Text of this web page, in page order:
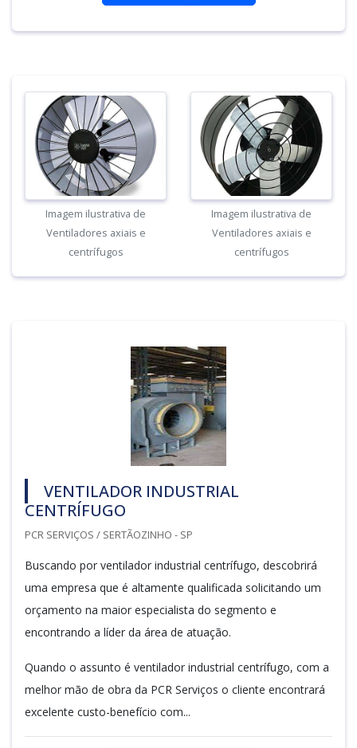
Imagem ilustrativa de
Ventiladores axiais e
centrífugos
Imagem ilustrativa de
Ventiladores axiais e
centrífugos
VENTILADOR INDUSTRIAL
CENTRÍFUGO
PCR SERVIÇOS / SERTÃOZINHO - SP
Buscando por ventilador industrial centrífugo, descobrirá
uma empresa que é altamente qualificada solicitando um
orçamento na maior especialista do segmento e
encontrando a líder da área de atuação.
Quando o assunto é ventilador industrial centrífugo, com a
melhor mão de obra da PCR Serviços o cliente encontrará
excelente custo-benefício com...